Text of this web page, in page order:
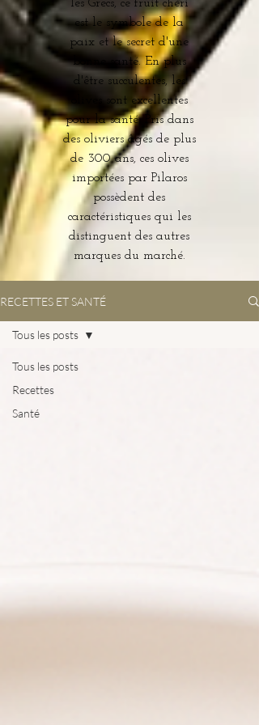
les Grecs, ce fruit chéri
est le symbole de la
paix et le secret d'une
bonne santé. En plus
d'être succulentes, les
olives sont excellentes
pour la santé. Pris dans
des oliviers âgés de plus
de 300 ans, ces olives
importées par Pilaros
possèdent des
caractéristiques qui les
distinguent des autres
marques du marché.
RECETTES ET SANTÉ
Tous les posts
Recettes
Santé
Tous les posts